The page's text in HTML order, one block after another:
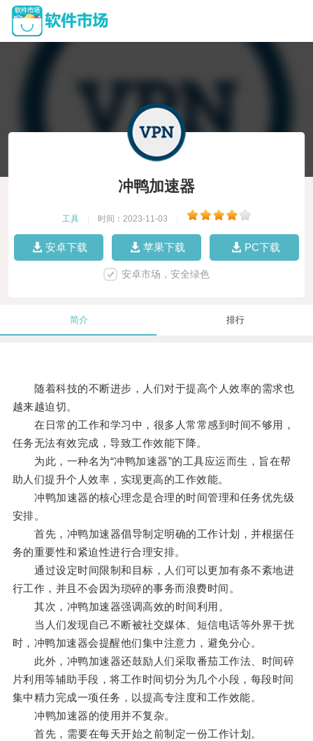
冲鸭加速器
工具 时间：2023-11-03
安卓下载 苹果下载 PC下载
安卓市场，安全绿色
简介 排行
随着科技的不断进步，人们对于提高个人效率的需求也
越来越迫切。
在日常的工作和学习中，很多人常常感到时间不够用，
任务无法有效完成，导致工作效能下降。
为此，一种名为“冲鸭加速器”的工具应运而生，旨在帮
助人们提升个人效率，实现更高的工作效能。
冲鸭加速器的核心理念是合理的时间管理和任务优先级
安排。
首先，冲鸭加速器倡导制定明确的工作计划，并根据任
务的重要性和紧迫性进行合理安排。
通过设定时间限制和目标，人们可以更加有条不紊地进
行工作，并且不会因为琐碎的事务而浪费时间。
其次，冲鸭加速器强调高效的时间利用。
当人们发现自己不断被社交媒体、短信电话等外界干扰
时，冲鸭加速器会提醒他们集中注意力，避免分心。
此外，冲鸭加速器还鼓励人们采取番茄工作法、时间碎
片利用等辅助手段，将工作时间切分为几个小段，每段时间
集中精力完成一项任务，以提高专注度和工作效能。
冲鸭加速器的使用并不复杂。
首先，需要在每天开始之前制定一份工作计划。